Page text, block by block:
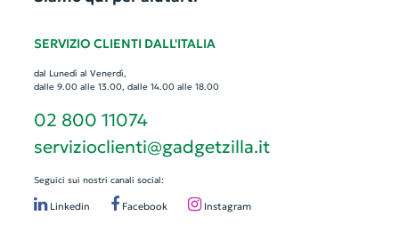
SERVIZIO CLIENTI DALL'ITALIA
dal Lunedì al Venerdì,
dalle 9.00 alle 13.00, dalle 14.00 alle 18.00
02 800 11074
servizioclienti@gadgetzilla.it
Seguici sui nostri canali social:
Linkedin Facebook Instagram